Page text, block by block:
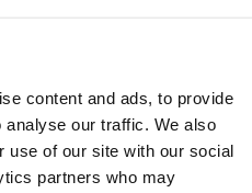
content and ads, to provide
our traffic. We also
use of our site with our social
partners who may